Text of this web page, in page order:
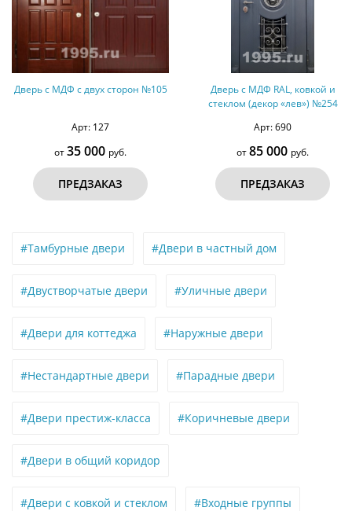
Дверь с МДФ с двух сторон №105
Арт: 127
от35 000 руб.
ПРЕДЗАКАЗ
Дверь с МДФ RAL, ковкой и
стеклом (декор «лев») №254
Арт: 690
от85 000 руб.
ПРЕДЗАКАЗ
#Тамбурные двери #Двери в частный дом
#Двустворчатые двери #Уличные двери
#Двери для коттеджа #Наружные двери
#Нестандартные двери #Парадные двери
#Двери престиж-класса #Коричневые двери
#Двери в общий коридор
#Двери с ковкой и стеклом #Входные группы